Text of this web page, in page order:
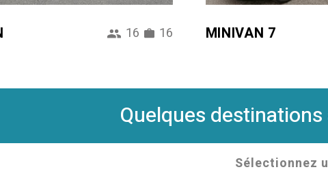
16 16 MINIVAN 7
Quelques
Sélectionnez